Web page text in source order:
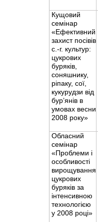
Кущовий
семінар
«Ефективний
захист посівів
с.-г. культур:
цукрових
буряків,
соняшнику,
ріпаку, сої,
кукурудзи від
бур’янів в
умовах весни
2008 року»
Обласний
семінар
«Проблеми і
особливості
вирощування
цукрових
буряків за
інтенсивною
технологією
у 2008 році»